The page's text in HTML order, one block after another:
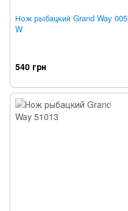
Нож рыбацкий Grand Way 005
W
540 грн